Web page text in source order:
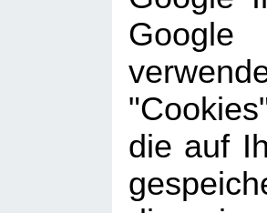
die auf